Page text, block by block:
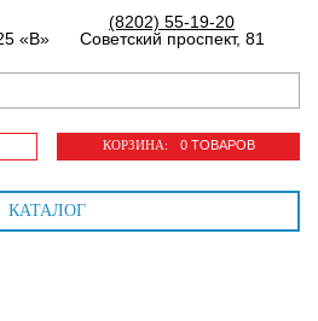
«В»
(8202) 55-19-20
Советский проспект, 81
КОРЗИНА: 0 ТОВАРОВ
КАТАЛОГ